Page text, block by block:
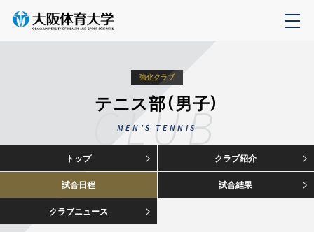
強化クラブ
テニス部（男子）
MEN'S TENNIS
CLUB
トップ クラブ紹介
試合日程 試合結果
クラブニュース